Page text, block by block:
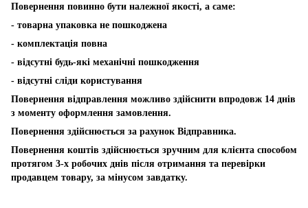
Повернення повинно бути належної якості, а саме:
- товарна упаковка не пошкоджена
- комплектація повна
- відсутні будь-які механічні пошкодження
- відсутні сліди користування
Повернення відправлення можливо здійснити впродовж 14 днів
з моменту оформлення замовлення.
Повернення здійснюється за рахунок Відправника.
Повернення коштів здійснюється зручним для клієнта способом
протягом 3-х робочих днів після отримання та перевірки
продавцем товару, за мінусом завдатку.